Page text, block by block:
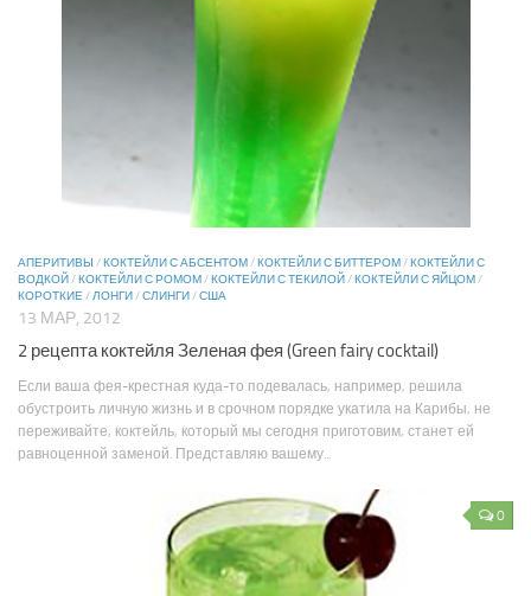
АПЕРИТИВЫ /КОКТЕЙЛИ С АБСЕНТОМ/КОКТЕЙЛИ С БИТТЕРОМ/КОКТЕЙЛИ С
ВОДКОЙ/КОКТЕЙЛИ С РОМОМ/КОКТЕЙЛИ С ТЕКИЛОЙ/КОКТЕЙЛИ С ЯЙЦОМ/
КОРОТКИЕ/ЛОНГИ/СЛИНГИ/США
13 МАР, 2012
2 рецепта коктейля Зеленая фея (Green fairy cocktail)
Если ваша фея-крестная куда-то подевалась, например, решила
обустроить личную жизнь и в срочном порядке укатила на Карибы, не
переживайте, коктейль, который мы сегодня приготовим, станет ей
равноценной заменой. Представляю вашему...
0